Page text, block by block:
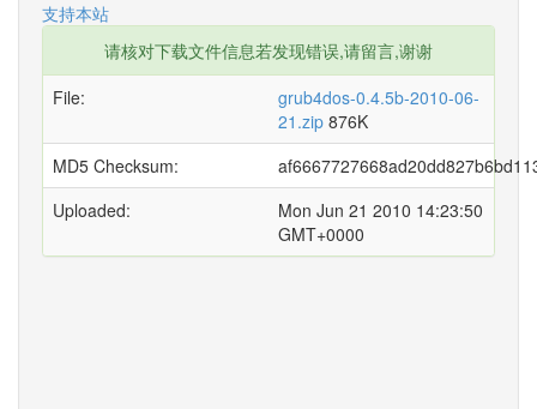
支持本站
请核对下载文件信息若发现错误,请留言,谢谢
File:
grub4dos-0.4.5b-2010-06-
21.zip 876K
MD5 Checksum:
Uploaded:
Mon Jun 21 2010 14:23:50
GMT+0000